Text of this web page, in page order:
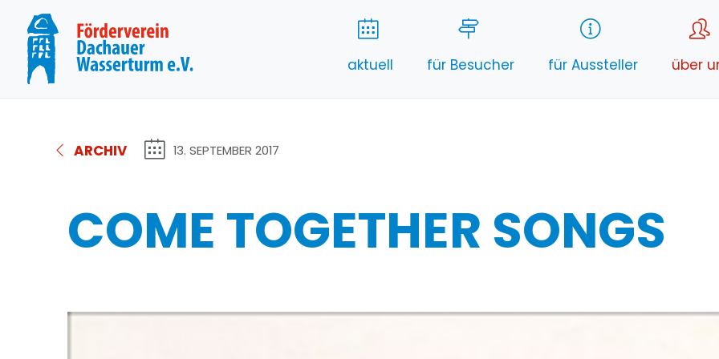
aktuell für Besucher für Aussteller über
ARCHIV 13. SEPTEMBER 2017
COME TOGETHER SONGS